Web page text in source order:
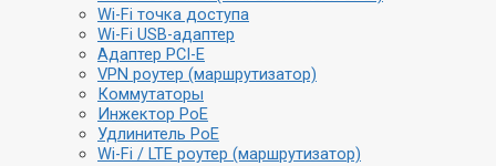
Wi-Fi точка доступа
Wi-Fi USB-адаптер
Адаптер PCI-E
VPN роутер (маршрутизатор)
Коммутаторы
Инжектор PoE
Удлинитель PoE
Wi-Fi / LTE роутер (маршрутизатор)